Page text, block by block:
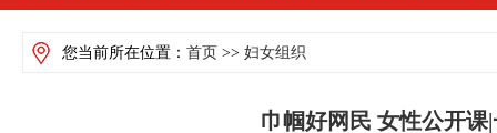
您当前所在位置： 首页 >> 妇女组织
巾帼好网民 女性公开